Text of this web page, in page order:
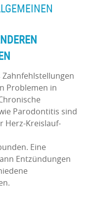
Zahnfehlstellungen
Problemen in
Parodontitis sind
Herz-Kreislauf-
Eine
Entzündungen